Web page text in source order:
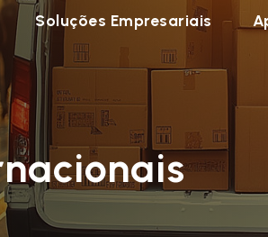
Soluções Empresariais